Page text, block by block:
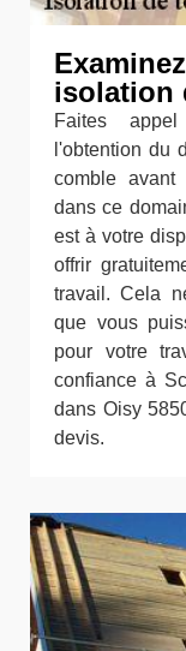
isolation
Faites
l'obtention du
comble avant
dans ce
est à votre
offrir
travail. Cela
que vous
pour votre
confiance à
dans Oisy
devis.